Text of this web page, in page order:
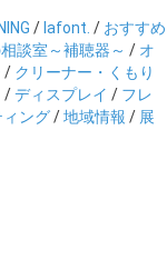
/ lafont. / おすすめ
談室～補聴器～ / オ
/ クリーナー・くもり
/ディスプレイ / フレ
ング/地域情報 / 展